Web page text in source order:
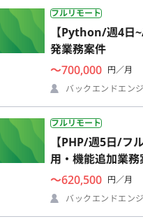
フルリモート
【Python/週4日
発業務案件
〜700,000 円／月
バックエンドエン
フルリモート
【PHP/週5日/フ
用・機能追加業務
〜620,500 円／月
バックエンドエン